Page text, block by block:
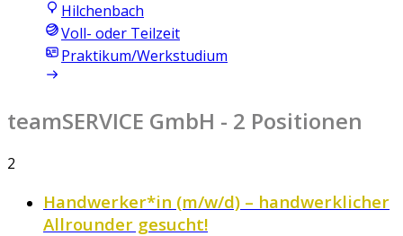
Hilchenbach
Voll- oder Teilzeit
Praktikum/Werkstudium
teamSERVICE GmbH - 2 Positionen
2
Handwerker*in (m/w/d) – handwerklicher
Allrounder gesucht!